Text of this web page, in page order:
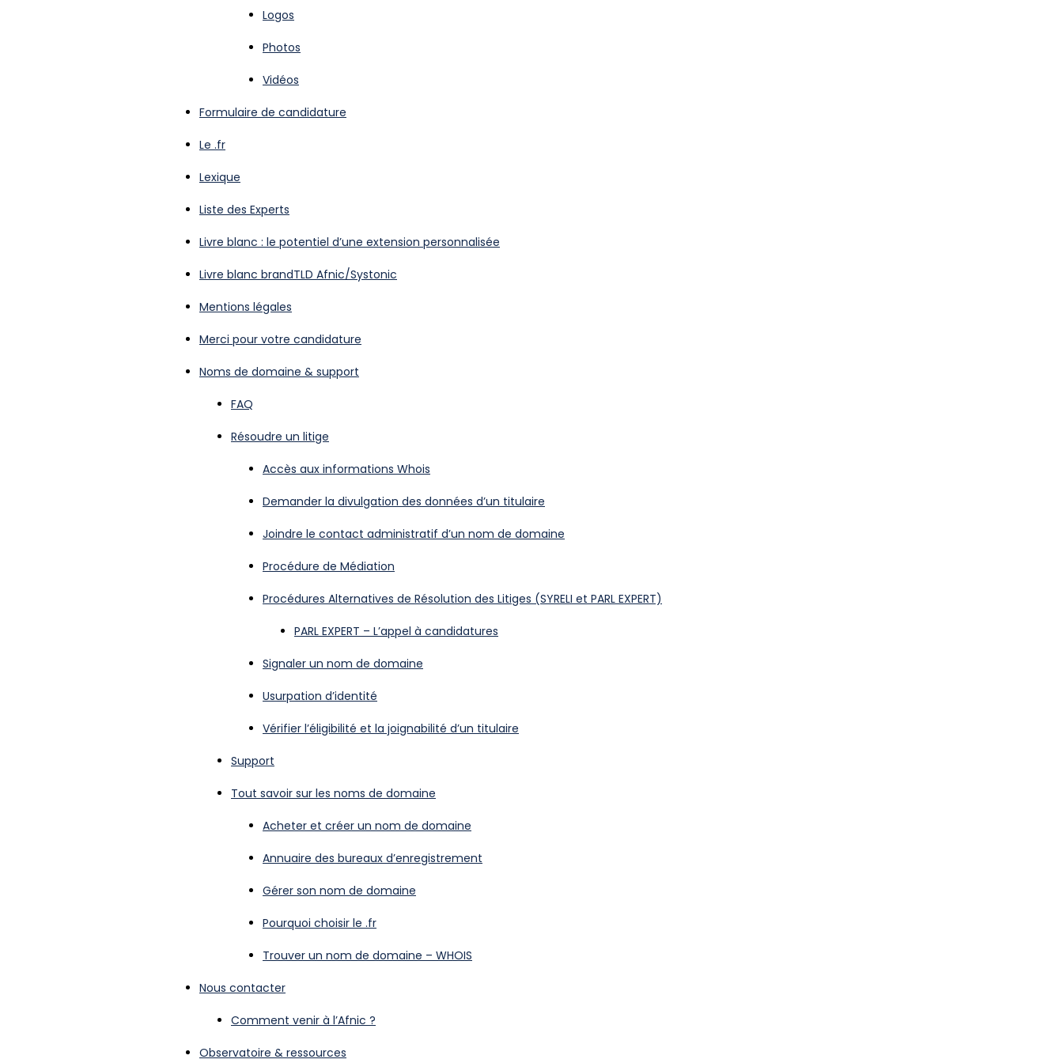
Logos
Photos
Vidéos
Formulaire de candidature
Le .fr
Lexique
Liste des Experts
Livre blanc : le potentiel d’une extension personnalisée
Livre blanc brandTLD Afnic/Systonic
Mentions légales
Merci pour votre candidature
Noms de domaine & support
FAQ
Résoudre un litige
Accès aux informations Whois
Demander la divulgation des données d’un titulaire
Joindre le contact administratif d’un nom de domaine
Procédure de Médiation
Procédures Alternatives de Résolution des Litiges (SYRELI et PARL EXPERT)
PARL EXPERT – L’appel à candidatures
Signaler un nom de domaine
Usurpation d’identité
Vérifier l’éligibilité et la joignabilité d’un titulaire
Support
Tout savoir sur les noms de domaine
Acheter et créer un nom de domaine
Annuaire des bureaux d’enregistrement
Gérer son nom de domaine
Pourquoi choisir le .fr
Trouver un nom de domaine – WHOIS
Nous contacter
Comment venir à l’Afnic ?
Observatoire & ressources